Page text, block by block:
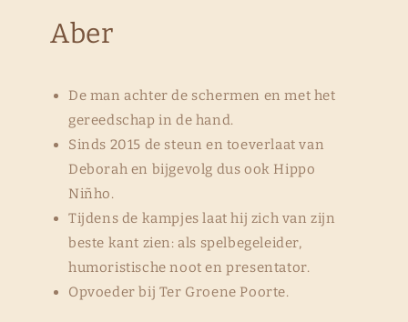
Aber
De man achter de schermen en met het
gereedschap in de hand.
Sinds 2015 de steun en toeverlaat van
Deborah en bijgevolg dus ook Hippo
Niñho.
Tijdens de kampjes laat hij zich van zijn
beste kant zien: als spelbegeleider,
humoristische noot en presentator.
Opvoeder bij Ter Groene Poorte.